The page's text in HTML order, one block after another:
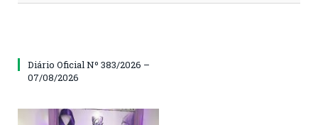
Diário Oficial Nº 383/2026 –
07/08/2026